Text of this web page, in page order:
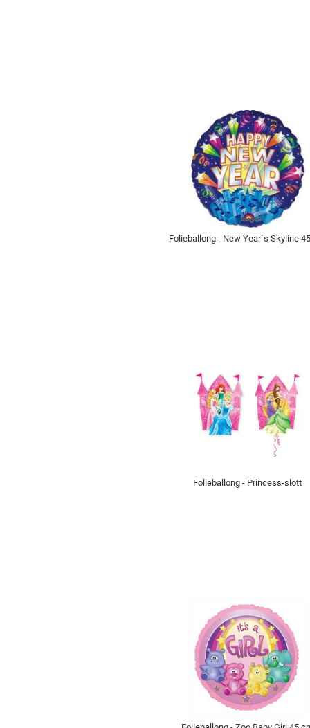
Folieballong - New Year´s Skyline
Folieballong - Princess-slott